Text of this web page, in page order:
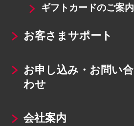
ギフトカードのご案内
お客さまサポート
お申し込み・お問い合
わせ
会社案内